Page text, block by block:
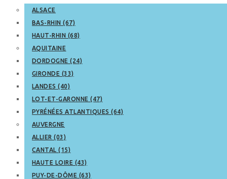
ALSACE
BAS-RHIN (67)
HAUT-RHIN (68)
AQUITAINE
DORDOGNE (24)
GIRONDE (33)
LANDES (40)
LOT-ET-GARONNE (47)
PYRÉNÉES ATLANTIQUES (64)
AUVERGNE
ALLIER (03)
CANTAL (15)
HAUTE LOIRE (43)
PUY-DE-DÔME (63)